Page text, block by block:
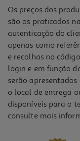
-25%
Recarga Champô
Os preços dos
são os praticados
autenticação do
apenas como
e recolhas no
login e em função
serão
o local de entrega
disponíveis para o
consulte mais